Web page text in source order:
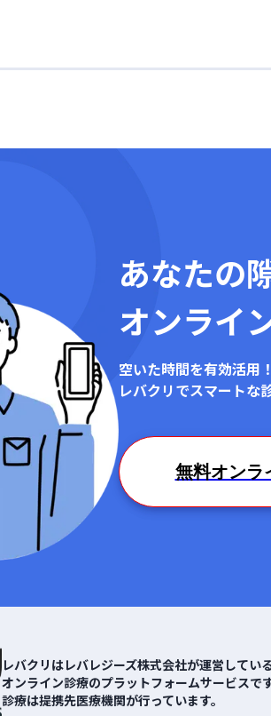
あなたの
オンライ
空いた時間を有効活用！
レバクリでスマートな
無料オンラ
レバクリはレバレジーズ株式会社が運営してい
オンライン診療のプラットフォームサービスです
診療は提携先医療機関が行っています。